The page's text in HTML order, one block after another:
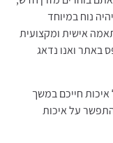
נוח במיוחד
אישית ומקצועית
באתר ואנו נדאג
חייכם במשך
על איכות